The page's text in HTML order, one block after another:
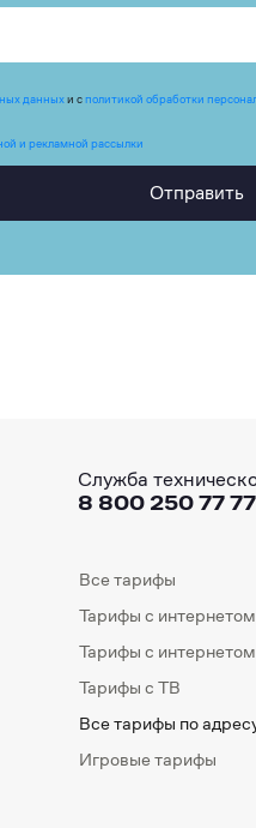
данныхи сполитикой обработки
и рекламной рассылки
Отправить
Служба
8 800 250 77 77
Все тарифы
Тарифы с интернетом
Тарифы с
Тарифы с ТВ
Все тарифы по
Игровые тарифы